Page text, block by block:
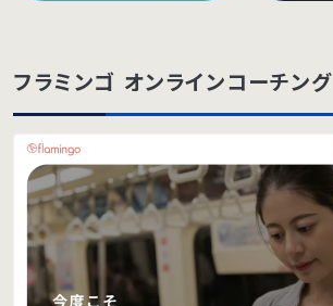
フラミンゴ オンラインコーチング